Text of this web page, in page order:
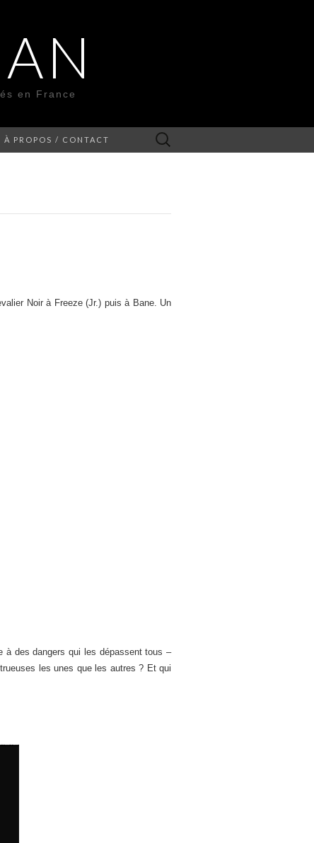
en France
À PROPOS / CONTACT Rechercher :
Noir à Freeze (Jr.) puis à Bane. Un
des dangers qui les dépassent tous –
les unes que les autres ? Et qui